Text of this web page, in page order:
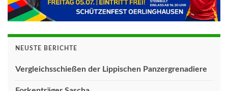
NEUSTE BERICHTE
Vergleichsschießen der Lippischen Panzergrenadiere